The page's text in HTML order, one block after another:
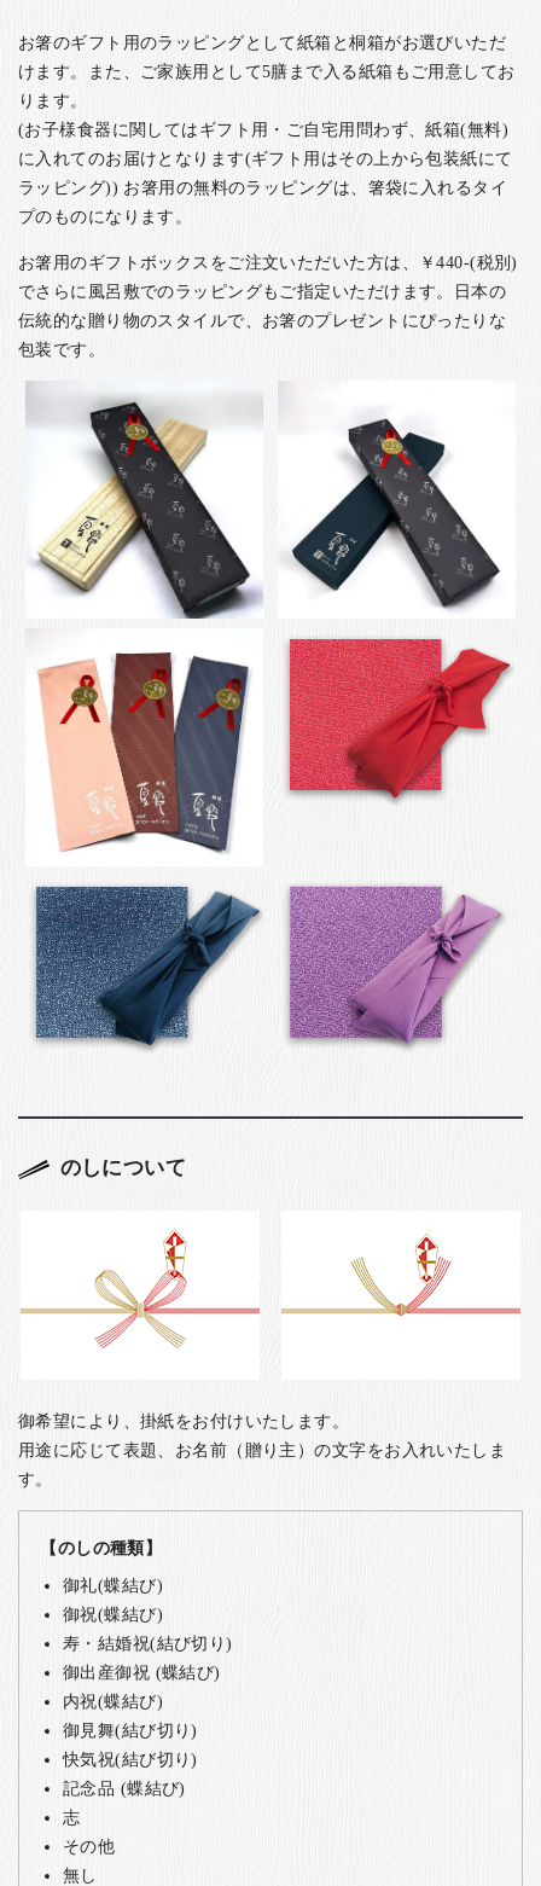
お箸のギフト用のラッピングとして紙箱と桐箱がお選びいただ
けます。また、ご家族用として5膳まで入る紙箱もご用意してお
ります。
(お子様食器に関してはギフト用・ご自宅用問わず、紙箱(無料)
に入れてのお届けとなります(ギフト用はその上から包装紙にて
ラッピング)) お箸用の無料のラッピングは、箸袋に入れるタイ
プのものになります。
お箸用のギフトボックスをご注文いただいた方は、￥440-(税別)
でさらに風呂敷でのラッピングもご指定いただけます。日本の
伝統的な贈り物のスタイルで、お箸のプレゼントにぴったりな
包装です。
のしについて
御希望により、掛紙をお付けいたします。
用途に応じて表題、お名前（贈り主）の文字をお入れいたしま
す。
【のしの種類】
御礼(蝶結び)
御祝(蝶結び)
寿・結婚祝(結び切り)
御出産御祝 (蝶結び)
内祝(蝶結び)
御見舞(結び切り)
快気祝(結び切り)
記念品 (蝶結び)
志
その他
無し